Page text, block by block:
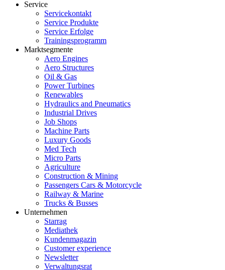
Service
Servicekontakt
Service Produkte
Service Erfolge
Trainingsprogramm
Marktsegmente
Aero Engines
Aero Structures
Oil & Gas
Power Turbines
Renewables
Hydraulics and Pneumatics
Industrial Drives
Job Shops
Machine Parts
Luxury Goods
Med Tech
Micro Parts
Agriculture
Construction & Mining
Passengers Cars & Motorcycle
Railway & Marine
Trucks & Busses
Unternehmen
Starrag
Mediathek
Kundenmagazin
Customer experience
Newsletter
Verwaltungsrat